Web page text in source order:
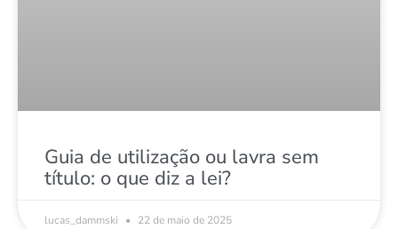
Guia de utilização ou lavra sem
título: o que diz a lei?
lucas_dammski 22 de maio de 2025